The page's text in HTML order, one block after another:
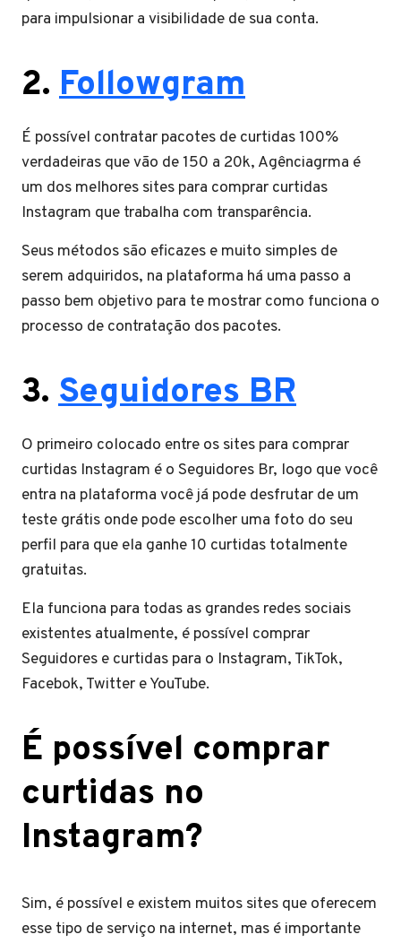
para impulsionar a visibilidade de sua conta.
2. Followgram
É possível contratar pacotes de curtidas 100%
verdadeiras que vão de 150 a 20k, Agênciagrma é
um dos melhores sites para comprar curtidas
Instagram que trabalha com transparência.
Seus métodos são eficazes e muito simples de
serem adquiridos, na plataforma há uma passo a
passo bem objetivo para te mostrar como funciona o
processo de contratação dos pacotes.
3. Seguidores BR
O primeiro colocado entre os sites para comprar
curtidas Instagram é o Seguidores Br, logo que você
entra na plataforma você já pode desfrutar de um
teste grátis onde pode escolher uma foto do seu
perfil para que ela ganhe 10 curtidas totalmente
gratuitas.
Ela funciona para todas as grandes redes sociais
existentes atualmente, é possível comprar
Seguidores e curtidas para o Instagram, TikTok,
Facebok, Twitter e YouTube.
É possível comprar
curtidas no
Instagram?
Sim, é possível e existem muitos sites que oferecem
esse tipo de serviço na internet, mas é importante